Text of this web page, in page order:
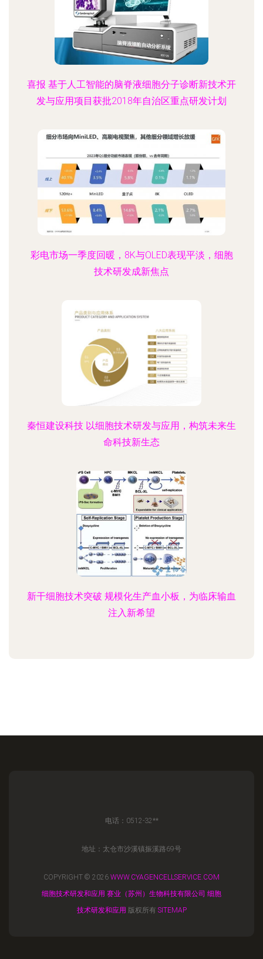
喜报 基于人工智能的脑脊液细胞分子诊断新技术开
发与应用项目获批2018年自治区重点研发计划
彩电市场一季度回暖，8K与OLED表现平淡，细胞
技术研发成新焦点
秦恒建设科技 以细胞技术研发与应用，构筑未来生
命科技新生态
新干细胞技术突破 规模化生产血小板，为临床输血
注入新希望
电话：0512-32**
地址：太仓市沙溪镇振溪路69号
COPYRIGHT © 2026 WWW.CYAGENCELLSERVICE.COM
细胞技术研发和应用 赛业（苏州）生物科技有限公司 细胞
技术研发和应用 版权所有 SITEMAP